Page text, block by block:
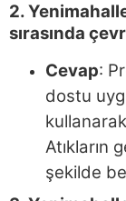
2.
sırasında
Cevap:
dostu
Atıkların
şekilde